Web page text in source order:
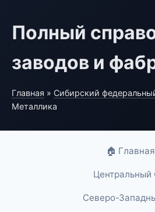
Полный
заводов и
Главная » Сибирский
Металлика
🏠 Главная
Северо-